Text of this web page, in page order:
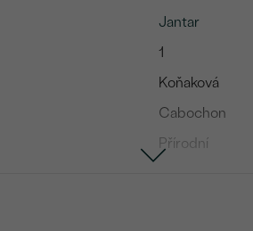
Jantar
1
Koňaková
Cabochon
Přírodní